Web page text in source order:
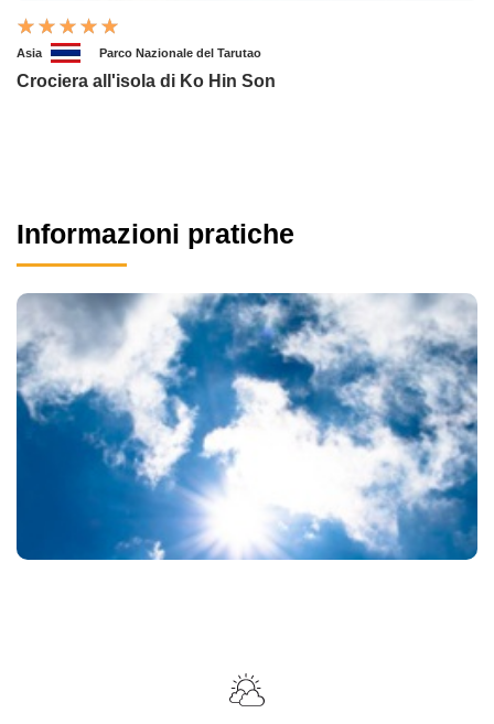
Asia Parco Nazionale del Tarutao
Crociera all'isola di Ko Hin Son
Informazioni pratiche